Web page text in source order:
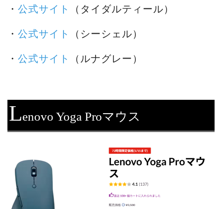
・ 公式サイト （タイダルティール）
・ 公式サイト （シーシェル）
・ 公式サイト （ルナグレー）
Lenovo Yoga Proマウス